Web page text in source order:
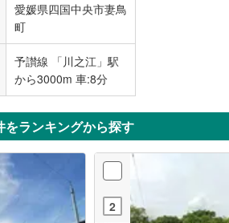
愛媛県四国中央市妻鳥
町
予讃線 「川之江」駅
から3000m 車:8分
をランキングから探す
2